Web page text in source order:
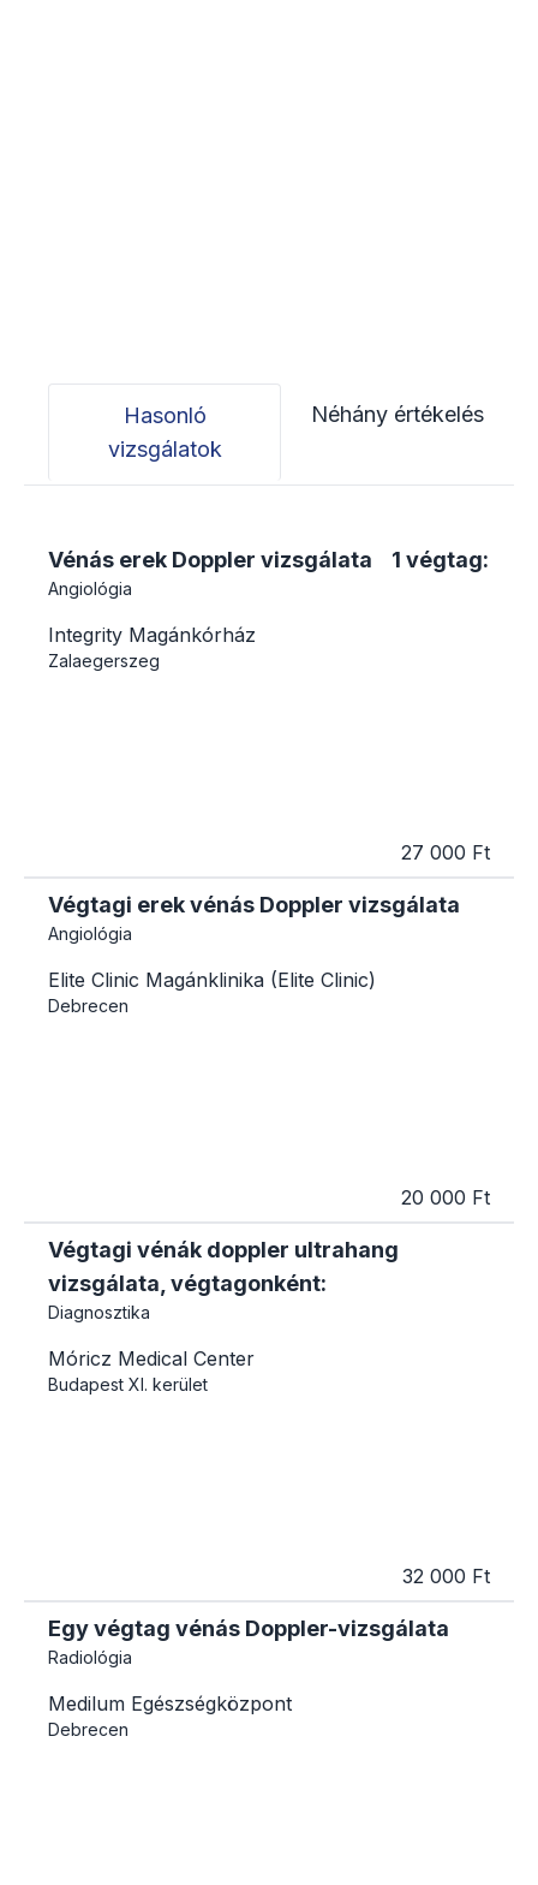
Hasonló
vizsgálatok
Néhány értékelés
Vénás erek Doppler vizsgálata 1 végtag:
Angiológia
Integrity Magánkórház
Zalaegerszeg
27 000 Ft
Végtagi erek vénás Doppler vizsgálata
Angiológia
Elite Clinic Magánklinika (Elite Clinic)
Debrecen
20 000 Ft
Végtagi vénák doppler ultrahang
vizsgálata, végtagonként:
Diagnosztika
Móricz Medical Center
Budapest XI. kerület
32 000 Ft
Egy végtag vénás Doppler-vizsgálata
Radiológia
Medilum Egészségközpont
Debrecen